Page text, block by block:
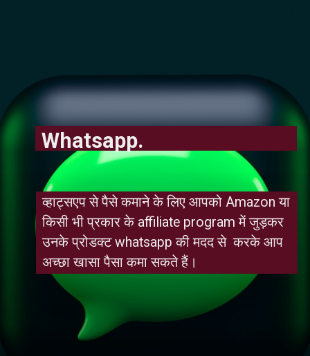
व्हाट्सएप से पैसे कमाने के लिए आपको Amazon या
किसी भी प्रकार के affiliate program में जुड़कर
उनके प्रोडक्ट whatsapp की मदद से  करके आप
अच्छा खासा पैसा कमा सकते हैं।
Whatsapp.